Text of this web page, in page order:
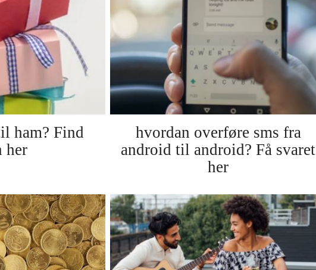
ham? Find
her
hvordan overføre sms fra
android til android? Få svaret
her